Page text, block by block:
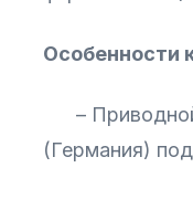
Особенности
– Приводной
(Германия)